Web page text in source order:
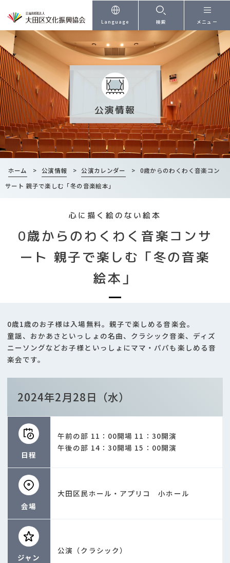
本文へ
Language 検索 メニュー
公演情報
ホーム > 公演情報 > 公演カレンダー >
0歳からのわくわく音楽コン
サート 親子で楽しむ「冬の音楽絵本」
心に描く絵のない絵本
0歳からのわくわく音楽コンサ
ート 親子で楽しむ「冬の音楽
絵本」
0歳1歳のお子様は入場無料。親子で楽しめる音楽会。
童謡、おかあさといっしょの名曲、クラシック音楽、ディズ
ニーソングなどお子様といっしょにママ・パパも楽しめる音
楽会です。
2024年2月28日（水）
日程
午前の部 11：00開場 11：30開演
午後の部 14：30開場 15：00開演
会場
大田区民ホール・アプリコ 小ホール
ジャン
公演（クラシック）